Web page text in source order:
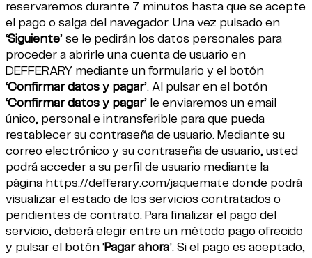
reservaremos durante 7 minutos hasta que se acepte
el pago o salga del navegador. Una vez pulsado en
‘Siguiente’ se le pedirán los datos personales para
proceder a abrirle una cuenta de usuario en
DEFFERARY mediante un formulario y el botón
‘Confirmar datos y pagar’. Al pulsar en el botón
‘Confirmar datos y pagar’ le enviaremos un email
único, personal e intransferible para que pueda
restablecer su contraseña de usuario. Mediante su
correo electrónico y su contraseña de usuario, usted
podrá acceder a su perfil de usuario mediante la
página https://defferary.com/jaquemate donde podrá
visualizar el estado de los servicios contratados o
pendientes de contrato. Para finalizar el pago del
servicio, deberá elegir entre un método pago ofrecido
y pulsar el botón ‘Pagar ahora’. Si el pago es aceptado,